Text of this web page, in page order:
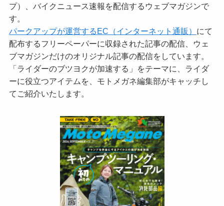
プ）、バイクニュース速報を配信するウェブマガジンで
す。
パークアップが運営するEC（インターネット通販） にて
配布するフリーペーパーに収録された記事の配信、ウェ
ブマガジンだけのオリジナル記事の配信をしています。
「ライダーのブツヨクが加速する」をテーマに、ライダ
ーに役立つアイテムを、モトメガネ編集部がキャッチし
てご紹介いたします。